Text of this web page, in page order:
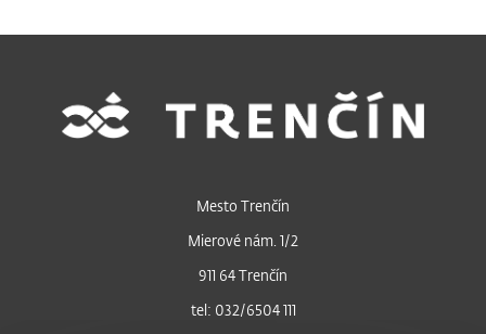
Mesto Trenčín
Mierové nám. 1/2
911 64 Trenčín
tel: 032/6504 111